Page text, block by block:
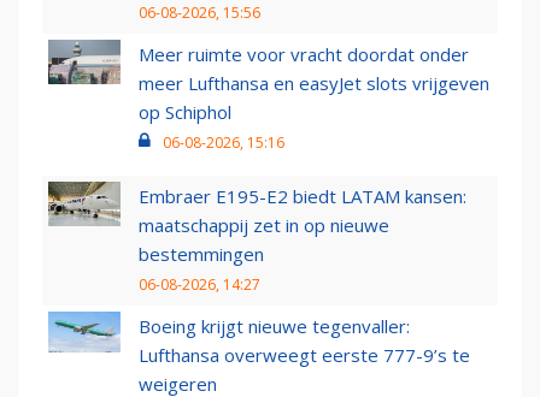
06-08-2026, 15:56
Meer ruimte voor vracht doordat onder
meer Lufthansa en easyJet slots vrijgeven
op Schiphol
06-08-2026, 15:16
Embraer E195-E2 biedt LATAM kansen:
maatschappij zet in op nieuwe
bestemmingen
06-08-2026, 14:27
Boeing krijgt nieuwe tegenvaller:
Lufthansa overweegt eerste 777-9’s te
weigeren